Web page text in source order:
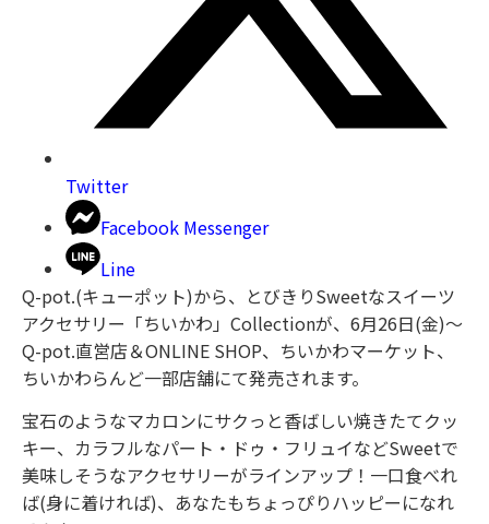
Twitter
Facebook Messenger
Line
Q-pot.(キューポット)から、とびきりSweetなスイーツ
アクセサリー「ちいかわ」Collectionが、6月26日(金)〜
Q-pot.直営店＆ONLINE SHOP、ちいかわマーケット、
ちいかわらんど一部店舗にて発売されます。
宝石のようなマカロンにサクっと香ばしい焼きたてクッ
キー、カラフルなパート・ドゥ・フリュイなどSweetで
美味しそうなアクセサリーがラインアップ！一口食べれ
ば(身に着ければ)、あなたもちょっぴりハッピーになれ